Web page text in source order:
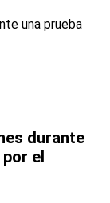
durante
el